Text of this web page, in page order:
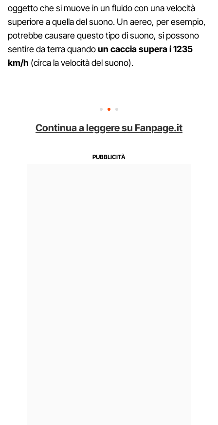
oggetto che si muove in un fluido con una velocità
superiore a quella del suono. Un aereo, per esempio,
potrebbe causare questo tipo di suono, si possono
sentire da terra quandoun caccia supera i 1235
km/h (circa la velocità del suono).
Continua a leggere su Fanpage.it